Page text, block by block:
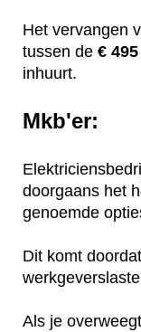
Het vervangen
tussen de €
inhuurt.
Mkb'er:
doorgaans het
genoemde
Dit komt
Als je